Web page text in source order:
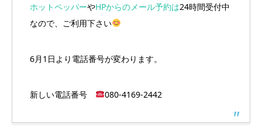
ホットペッパーやHPからのメール予約は24時間受付中
なので、ご利用下さい
6月1日より電話番号が変わります。
新しい電話番号 080-4169-2442